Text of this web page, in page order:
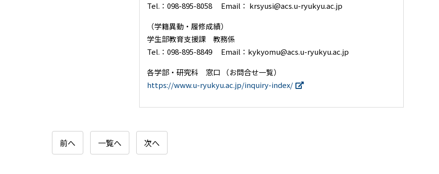
Tel.：098-895-8058 Email： krsyusi@acs.u-ryukyu.ac.jp
（学籍異動・履修成績）
学生部教育支援課 教務係
Tel.：098-895-8849 Email：kykyomu@acs.u-ryukyu.ac.jp
各学部・研究科 窓口 （お問合せ一覧）
https://www.u-ryukyu.ac.jp/inquiry-index/
前へ 一覧へ 次へ